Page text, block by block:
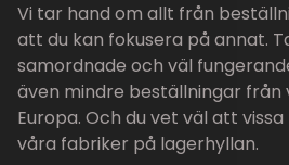
Vi tar hand om allt från
att du kan fokusera på annat.
samordnade och väl
även mindre beställningar
Europa. Och du vet väl att
våra fabriker på lagerhyllan.